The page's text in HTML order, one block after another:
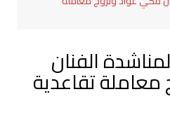
الفنان
تقاعدية